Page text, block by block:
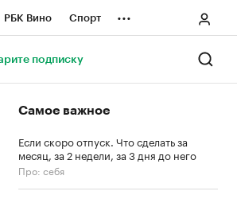
РБК Вино Спорт ...
подписку
Самое важное
Если скоро отпуск. Что сделать за
месяц, за 2 недели, за 3 дня до него
Про: себя